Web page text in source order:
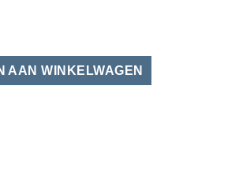
OPRIJPLATEN voor zitmaaier